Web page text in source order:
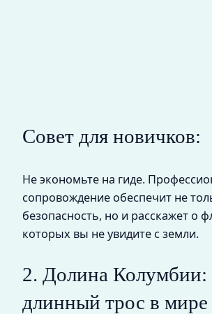
Совет для новичков:
Не экономьте на гиде.
сопровождение обеспечит не
безопасность, но и расскажет о
которых вы не увидите с земли.
2. Долина
длинный трос в мире